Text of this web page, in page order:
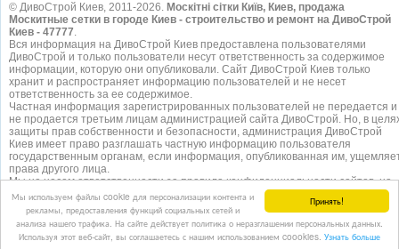
Принять!
Мы используем файлы cookie для персонализации контента и
рекламы, предоставления функций социальных сетей и
анализа нашего трафика. На сайте действует политика о неразглашении персональных данных.
Используя этот веб-сайт, вы соглашаетесь с нашим использованием coookies. Узнать больше
© ДивоСтрой Киев, 2011-2026. Москітні сітки Київ, Киев, продажа
Москитные сетки в городе Киев - строительство и ремонт на ДивоСтрой
Киев - 47777.
Вся информация на ДивоСтрой Киев предоставлена пользователями
ДивоСтрой и только пользователи несут ответственность за содержимое
информации, которую они опубликовали. Сайт ДивоСтрой Киев только
хранит и распространяет информацию пользователей и не несет
ответственность за ее содержимое.
Частная информация зарегистрированных пользователей не передается и
не продается третьим лицам администрацией сайта ДивоСтрой. Но, в
защиты прав собственности и безопасности, администрация ДивоСтрой
Киев имеет право разглашать частную информацию пользователя
государственным органам, если информация, опубликованная им,
права другого лица.
Мы не несем ответственности за правила конфиденциальности сайтов, на
которые ссылается ДивоСтрой. На некоторых страницах нашего
представлена реклама Google Adsense Advertising Network. Чтобы узнать
подробней о правилах конфиденциальности Google